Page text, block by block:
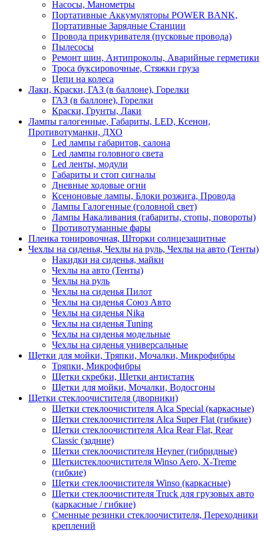
Насосы, Манометры
Портативные Аккумуляторы POWER BANK,
Портативные Зарядные Станции
Провода прикуривателя (пусковые провода)
Пылесосы
Ремонт шин, Антипроколы, Аварийные герметики
Троса буксировочные, Стяжки груза
Цепи на колеса
Лаки, Краски, ГАЗ (в баллоне), Горелки
ГАЗ (в баллоне), Горелки
Краски, Грунты, Лаки
Лампы галогенные, Габариты, LED, Ксенон,
Противотуманки, ДХО
Led лампы габаритов, салона
Led лампы головного света
Led ленты, модули
Габариты и стоп сигналы
Дневные ходовые огни
Ксеноновые лампы, Блоки розжига, Провода
Лампы Галогенные (головной свет)
Лампы Накаливания (габариты, стопы, повороты)
Противотуманные фары
Пленка тонировочная, Шторки солнцезащитные
Чехлы на сиденья, Чехлы на руль, Чехлы на авто (Тенты)
Накидки на сиденья, майки
Чехлы на авто (Тенты)
Чехлы на руль
Чехлы на сиденья Пилот
Чехлы на сиденья Союз Авто
Чехлы на сиденья Nika
Чехлы на сиденья Tuning
Чехлы на сиденья модельные
Чехлы на сиденья универсальные
Щетки для мойки, Тряпки, Мочалки, Микрофибры
Тряпки, Микрофибры
Щетки скребки, Щетки антистатик
Щетки для мойки, Мочалки, Водосгоны
Щетки стеклоочистителя (дворники)
Щетки стеклоочистителя Alca Special (каркасные)
Щетки стеклоочистителя Alca Super Flat (гибкие)
Щетки стеклоочистителя Alca Rear Flat, Rear
Classic (задние)
Щетки стеклоочистителя Heyner (гибридные)
Щеткистеклоочистителя Winso Aero, X-Treme
(гибкие)
Щетки стеклоочистителя Winso (каркасные)
Щетки стеклоочистителя Truck для грузовых авто
(каркасные / гибкие)
Сменные резинки стеклоочистителя, Переходники
креплений